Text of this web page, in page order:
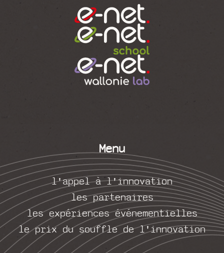
Menu
l'appel à l'innovation
les partenaires
les expériences événementielles
le prix du souffle de l'innovation